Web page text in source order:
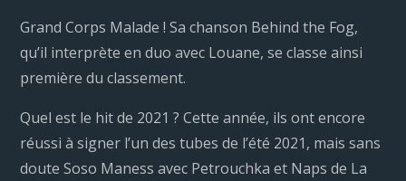
Grand Corps Malade ! Sa chanson Behind the Fog,
qu’il interprète en duo avec Louane, se classe ainsi
première du classement.
Quel est le hit de 2021 ? Cette année, ils ont encore
réussi à signer l’un des tubes de l’été 2021, mais sans
doute Soso Maness avec Petrouchka et Naps de La